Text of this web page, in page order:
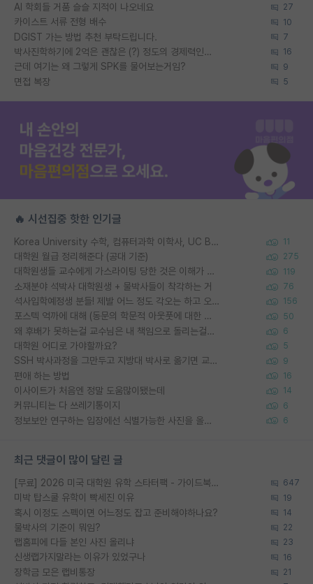
AI 학회들 거품 슬슬 지적이 나오네요 27
카이스트 서류 전형 배수 10
DGIST 가는 방법 추천 부탁드립니다. 7
박사진학하기에 2억은 괜찮은 (?) 정도의 경제력인가요 16
근데 여기는 왜 그렇게 SPK를 물어보는거임? 9
면접 복장 5
🔥 시선집중 핫한 인기글
Korea University 수학, 컴퓨터과학 이학사, UC Berkeley 산업공학 대학원 공학박사가 되는 것은 쉽지 않겠죠? 11
대학원 월급 정리해준다 (공대 기준) 275
대학원생들 교수에게 가스라이팅 당한 것은 이해가 갑니다. 안타깝네요. 119
소재분야 석박사 대학원생 + 물박사들이 착각하는 거 76
석사입학예정생 분들! 제발 어느 정도 각오는 하고 오세요. 156
포스텍 억까에 대해 (동문의 학문적 아웃풋에 대한 반박) 50
왜 후배가 못하는걸 교수님은 내 책임으로 돌리는걸까요? 6
대학원 어디로 가야할까요? 5
SSH 박사과정을 그만두고 지방대 박사로 옮기면 교수의 꿈은 끝일까요? 9
편애 하는 방법 16
이사이트가 처음엔 정말 도움많이됐는데 14
커뮤니티는 다 쓰레기통이지 6
정보보안 연구하는 입장에선 식별가능한 사진을 올리는건 비추이긴함 6
최근 댓글이 많이 달린 글
[무료] 2026 미국 대학원 유학 스타터팩 - 가이드북 & 합격자 컨택메일 템플릿 647
미박 탑스쿨 유학이 빡세진 이유 19
혹시 이정도 스펙이면 어느정도 잡고 준비해야하나요? 14
물박사의 기준이 뭐임? 22
랩홈피에 다들 본인 사진 올리냐 23
신생랩가지말라는 이유가 있었구나 16
장학금 모은 랩비통장 21